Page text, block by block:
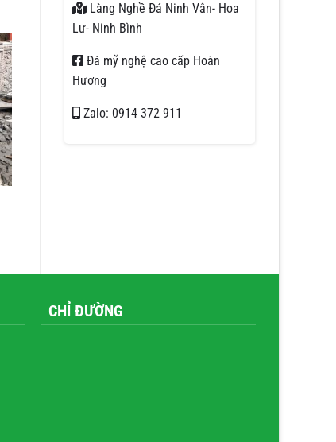
Làng Nghề Đá Ninh Vân- Hoa
Lư- Ninh Bình
Đá mỹ nghệ cao cấp Hoàn
Hương
Zalo: 0914 372 911
CHỈ ĐƯỜNG